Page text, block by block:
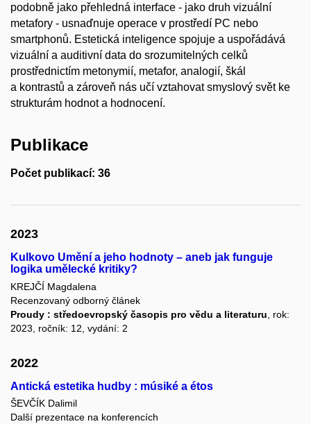
podobně jako přehledná interface - jako druh vizuální
metafory - usnaďnuje operace v prostředí PC nebo
smartphonů. Estetická inteligence spojuje a uspořádává
vizuální a auditivní data do srozumitelných celků
prostřednictím metonymií, metafor, analogií, škál
a kontrastů a zároveň nás učí vztahovat smyslový svět ke
strukturám hodnot a hodnocení.
Publikace
Počet publikací: 36
2023
Kulkovo Umění a jeho hodnoty – aneb jak funguje
logika umělecké kritiky?
KREJČÍ Magdalena
Recenzovaný odborný článek
Proudy : středoevropský časopis pro vědu a literaturu , rok:
2023, ročník: 12, vydání: 2
2022
Antická estetika hudby : músiké a étos
ŠEVČÍK Dalimil
Další prezentace na konferencích